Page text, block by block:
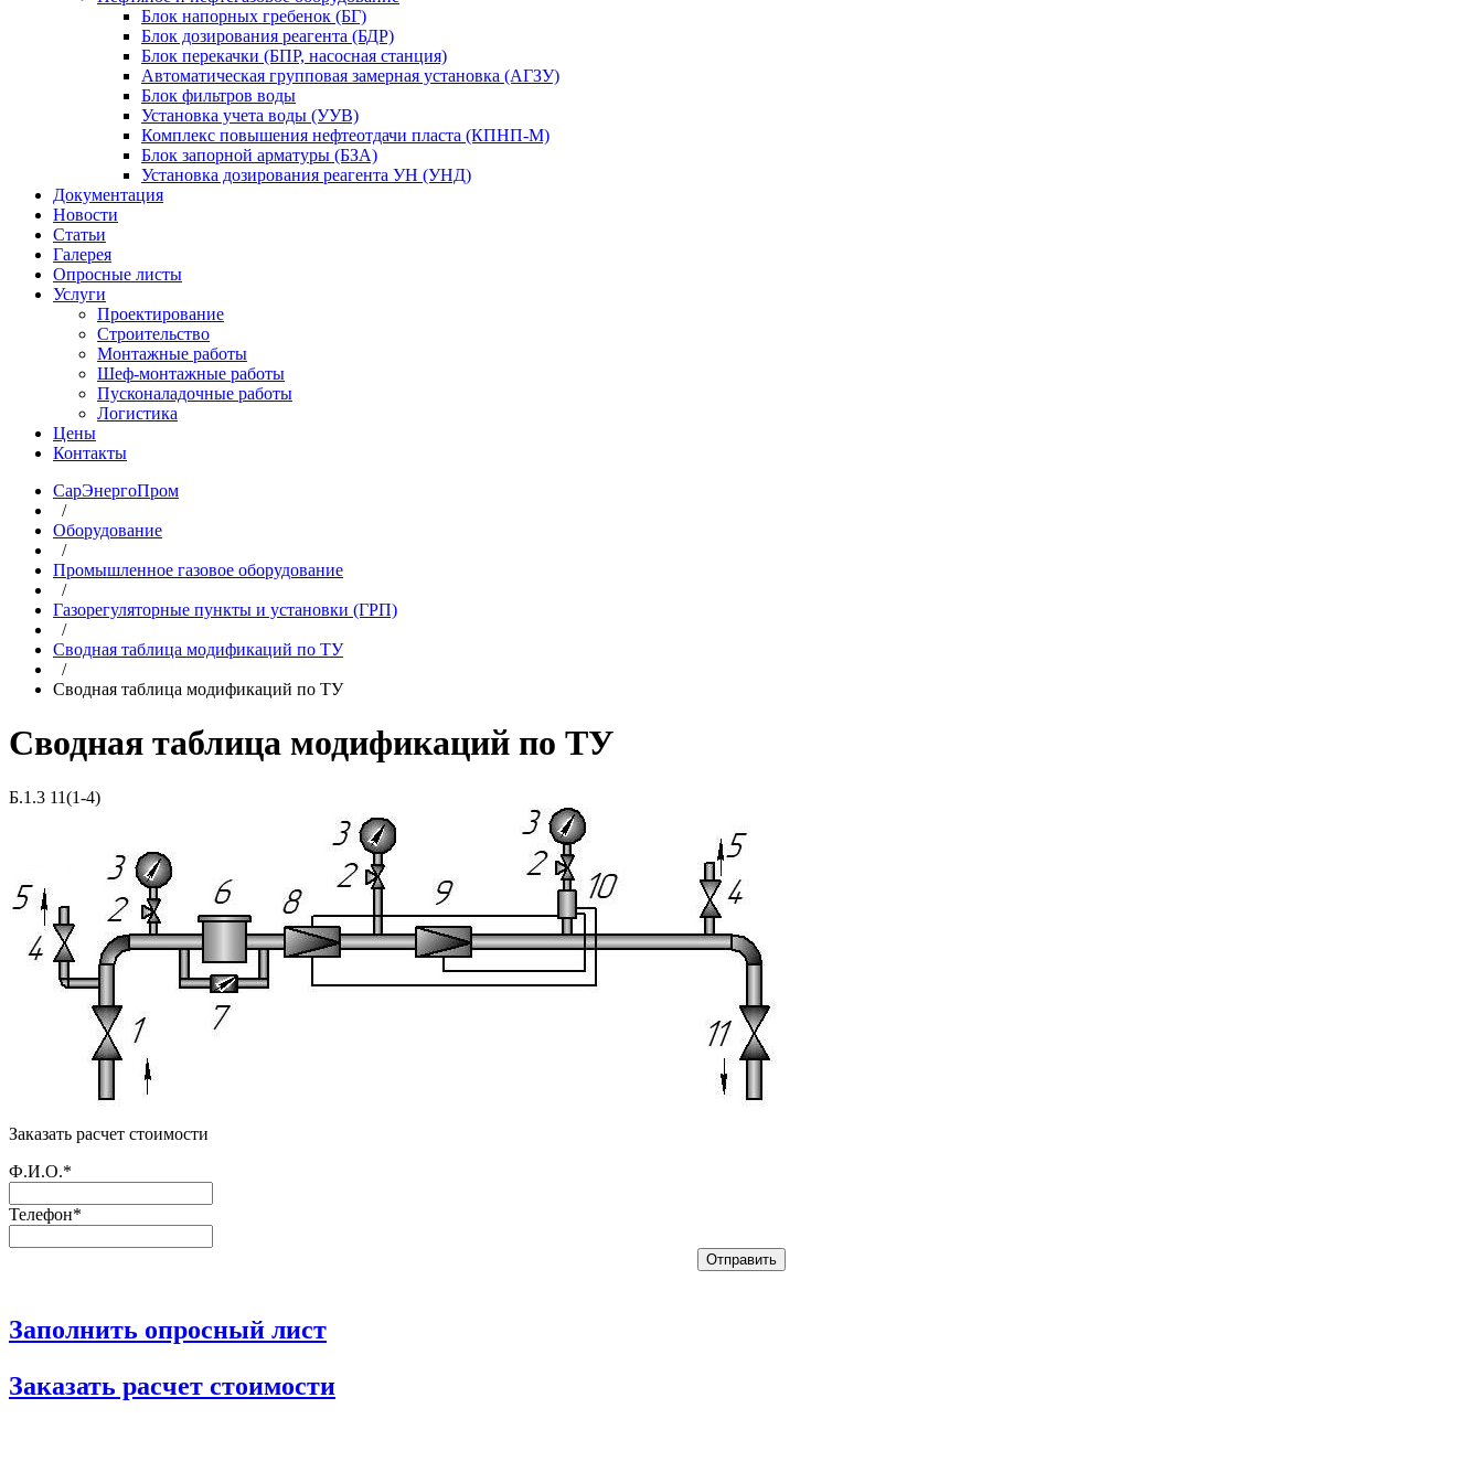
Блок напорных гребенок (БГ)
Блок дозирования реагента (БДР)
Блок перекачки (БПР, насосная станция)
Автоматическая групповая замерная установка (АГЗУ)
Блок фильтров воды
Установка учета воды (УУВ)
Комплекс повышения нефтеотдачи пласта (КПНП-М)
Блок запорной арматуры (БЗА)
Установка дозирования реагента УН (УНД)
Документация
Новости
Статьи
Галерея
Опросные листы
Услуги
Проектирование
Строительство
Монтажные работы
Шеф-монтажные работы
Пусконаладочные работы
Логистика
Цены
Контакты
СарЭнергоПром
/
Оборудование
/
Промышленное газовое оборудование
/
Газорегуляторные пункты и установки (ГРП)
/
Сводная таблица модификаций по ТУ
/
Сводная таблица модификаций по ТУ
Сводная таблица модификаций по ТУ
Б.1.3 11(1-4)
Заказать расчет стоимости
Ф.И.О.*
Телефон*
Заполнить опросный лист
Заказать расчет стоимости